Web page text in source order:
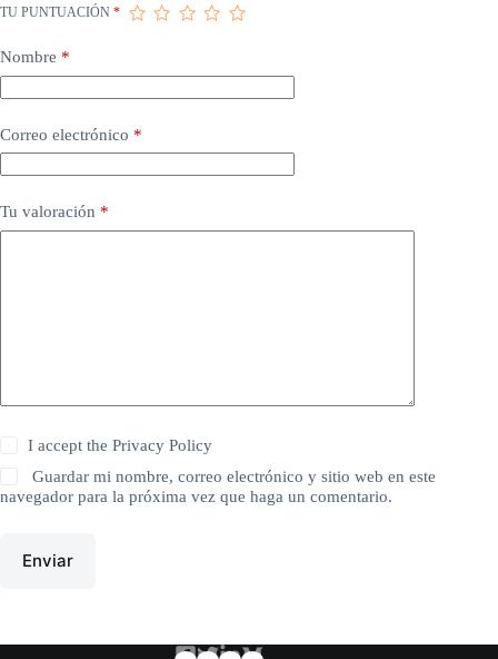
TU PUNTUACIÓN *
Nombre *
Correo electrónico *
Tu valoración *
I accept thePrivacy Policy
Guardar mi nombre, correo electrónico y sitio web en este
navegador para la próxima vez que haga un comentario.
Enviar